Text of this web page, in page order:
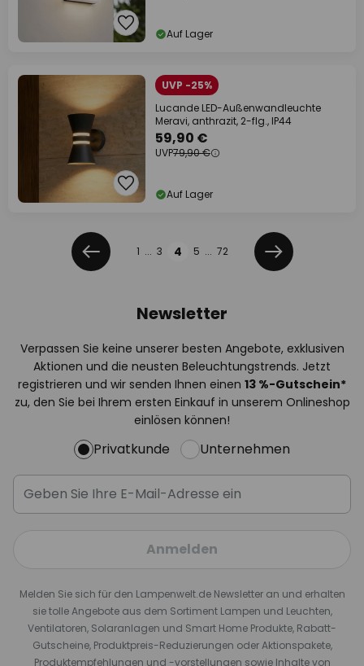
Auf Lager
UVP -25%
Lucande LED-Außenwandleuchte
Meravi, anthrazit, 2-flg., IP44
59,90 €
UVP79,90 €
Auf Lager
Zurück
Seite
1 ... 3 4 5 ... 72
Weiter
Newsletter
Verpassen Sie keine unserer besten Angebote, exklusiven
Aktionen und die neusten Beleuchtungstrends. Jetzt
registrieren und wir senden Ihnen einen 13 %-Gutschein*
zu, den Sie bei Ihrem ersten Einkauf in unserem Onlineshop
einlösen können!
Privatkunde Unternehmen
Anmelden
Melden Sie sich für den Lampenwelt.de Newsletter an und erhalten
sie tolle Angebote aus dem Sortiment Lampen und Leuchten,
Ventilatoren, Solaranlagen und Smart Home Produkte, Rabatt-
Gutscheine, Produktpreis-Reduzierungen oder Aktionspakete,
Produktempfehlungen und -vorstellungen sowie Inhalte von